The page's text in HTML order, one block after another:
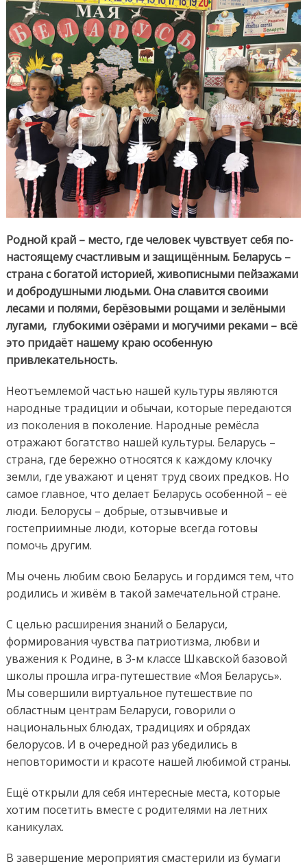
Родной край – место, где человек чувствует себя по-
настоящему счастливым и защищённым. Беларусь –
страна с богатой историей, живописными пейзажами
и добродушными людьми. Она славится своими
лесами и полями, берёзовыми рощами и зелёными
лугами, глубокими озёрами и могучими реками – всё
это придаёт нашему краю особенную
привлекательность.
Неотъемлемой частью нашей культуры являются
народные традиции и обычаи, которые передаются
из поколения в поколение. Народные ремёсла
отражают богатство нашей культуры. Беларусь –
страна, где бережно относятся к каждому клочку
земли, где уважают и ценят труд своих предков. Но
самое главное, что делает Беларусь особенной – её
люди. Белорусы – добрые, отзывчивые и
гостеприимные люди, которые всегда готовы
помочь другим.
Мы очень любим свою Беларусь и гордимся тем, что
родились и живём в такой замечательной стране.
С целью расширения знаний о Беларуси,
формирования чувства патриотизма, любви и
уважения к Родине, в 3-м классе Шкавской базовой
школы прошла игра-путешествие «Моя Беларусь».
Мы совершили виртуальное путешествие по
областным центрам Беларуси, говорили о
национальных блюдах, традициях и обрядах
белорусов. И в очередной раз убедились в
неповторимости и красоте нашей любимой страны.
Ещё открыли для себя интересные места, которые
хотим посетить вместе с родителями на летних
каникулах.
В завершение мероприятия смастерили из бумаги